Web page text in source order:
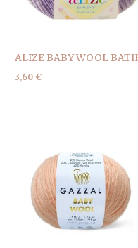
ALIZE BABY WOOL
3,60 €